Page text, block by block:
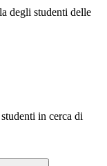
degli studenti delle
in cerca di